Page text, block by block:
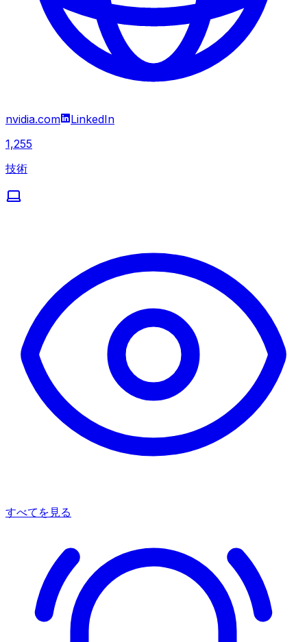
nvidia.com
LinkedIn
1,255
技術
すべてを見る